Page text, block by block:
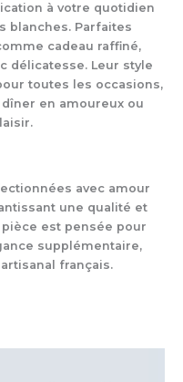
à votre quotidien
blanches. Parfaites
cadeau raffiné,
délicatesse. Leur style
toutes les occasions,
dîner en amoureux ou
avec amour
une qualité et
est pensée pour
supplémentaire,
français.